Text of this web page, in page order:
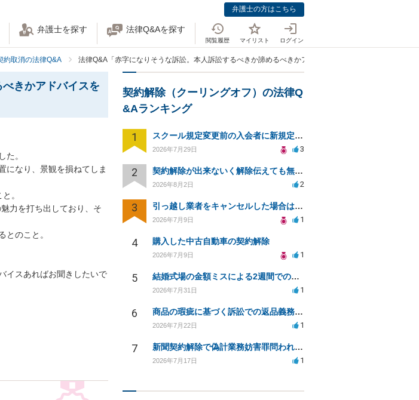
弁護士の方はこちら
弁護士を探す 法律Q&Aを探す
閲覧履歴 マイリスト ログイン
約取消の法律Q&A 法律Q&A「赤字になりそうな訴訟。本人訴訟するべきか諦めるべきかアドバイスをお願いいたします。」
きかアドバイスを
た。
になり、景観を損ねてしま
。
力を打ち出しており、そ
とのこと。
イスあればお聞きしたいで
契約解除（クーリングオフ）の法律Q
&Aランキング
1 スクール規定変更前の入会者に新規定は適用されるのか
2026年7月29日 3
2 契約解除が出来ないく解除伝えても無視請求をされる
2026年8月2日 2
3 引っ越し業者をキャンセルした場合は法的問題になりますか？
2026年7月9日 1
4 購入した中古自動車の契約解除
2026年7月9日 1
5 結婚式場の金額ミスによる2週間での解約。キャンセル料10万円の免除は可能か。
2026年7月31日 1
6 商品の瑕疵に基づく訴訟での返品義務の有無について教えてください
2026年7月22日 1
7 新聞契約解除で偽計業務妨害罪問われる可能性は？
2026年7月17日 1